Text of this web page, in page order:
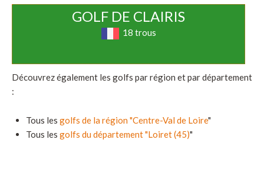
GOLF DE CLAIRIS
18 trous
Découvrez également les golfs par région et par département
:
Tous les golfs de la région "Centre-Val de Loire"
Tous les golfs du département "Loiret (45)"